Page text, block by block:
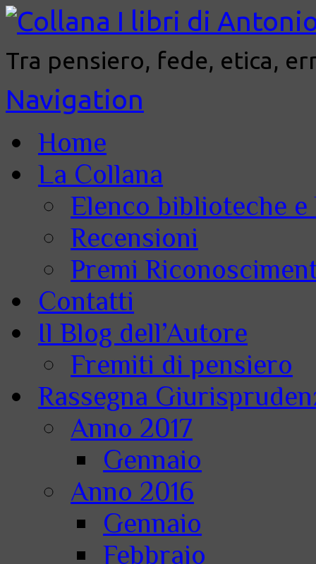
Tra pensiero, fede, etica,
Navigation
Home
La Collana
Elenco biblioteche
Recensioni
Premi
Contatti
Il Blog dell’Autore
Fremiti di pensiero
Rassegna
Anno 2017
Gennaio
Anno 2016
Gennaio
Febbraio